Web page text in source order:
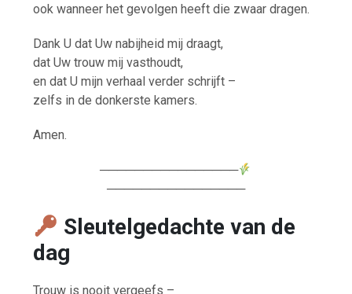
ook wanneer het gevolgen heeft die zwaar dragen.
Dank U dat Uw nabijheid mij draagt,
dat Uw trouw mij vasthoudt,
en dat U mijn verhaal verder schrijft –
zelfs in de donkerste kamers.
Amen.
────────────────
────────────────
Sleutelgedachte van de
dag
Trouw is nooit vergeefs –